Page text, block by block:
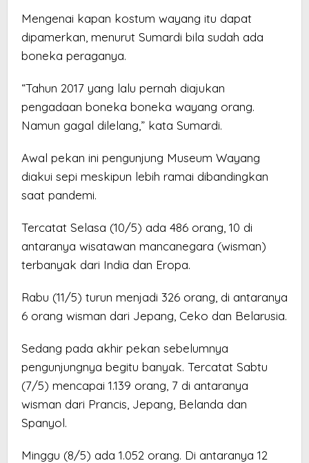
Mengenai kapan kostum wayang itu dapat
dipamerkan, menurut Sumardi bila sudah ada
boneka peraganya.
“Tahun 2017 yang lalu pernah diajukan
pengadaan boneka boneka wayang orang.
Namun gagal dilelang,” kata Sumardi.
Awal pekan ini pengunjung Museum Wayang
diakui sepi meskipun lebih ramai dibandingkan
saat pandemi.
Tercatat Selasa (10/5) ada 486 orang, 10 di
antaranya wisatawan mancanegara (wisman)
terbanyak dari India dan Eropa.
Rabu (11/5) turun menjadi 326 orang, di antaranya
6 orang wisman dari Jepang, Ceko dan Belarusia.
Sedang pada akhir pekan sebelumnya
pengunjungnya begitu banyak. Tercatat Sabtu
(7/5) mencapai 1.139 orang, 7 di antaranya
wisman dari Prancis, Jepang, Belanda dan
Spanyol.
Minggu (8/5) ada 1.052 orang. Di antaranya 12